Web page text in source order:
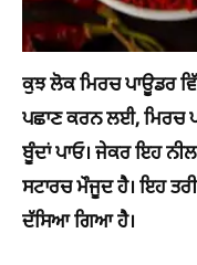
ਕੁਝ ਲੋਕ ਮਿਰਚ ਪਾਊਡਰ
ਪਛਾਣ ਕਰਨ ਲਈ, ਮਿਰਚ
ਬੂੰਦਾਂ ਪਾਓ। ਜੇਕਰ ਇਹ
ਸਟਾਰਚ ਮੌਜੂਦ ਹੈ। ਇਹ
ਦੱਸਿਆ ਗਿਆ ਹੈ।